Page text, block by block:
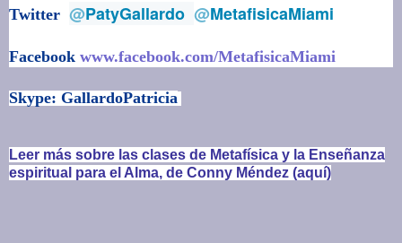
Twitter @PatyGallardo @MetafisicaMiami
Facebook www.facebook.com/MetafisicaMiami
Skype: GallardoPatricia
Leer más sobre las clases de Metafísica y la Enseñanza
espiritual para el Alma, de Conny Méndez (aquí)